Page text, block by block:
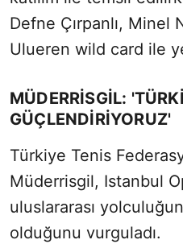
Defne Çırpanlı, Minel
Ulueren wild card ile
MÜDERRİSGİL:
GÜÇLENDİRİYORUZ'
Türkiye Tenis
Müderrisgil, Istanbul
uluslararası
olduğunu vurguladı.